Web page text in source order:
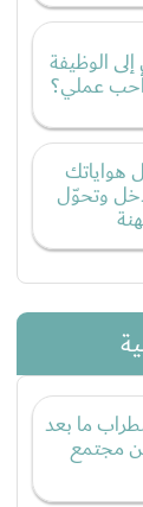
الوظيفة
عملي؟
وتحوّل
ما بعد
مجتمع